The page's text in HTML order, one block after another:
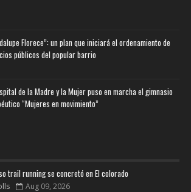
Florece”: un plan que iniciará el ordenamiento de
públicos del popular barrio
de la Madre y la Mujer puso en marcha el gimnasio
“Mujeres en movimiento”
trail running se concretó en El colorado
Aug 09, 2026